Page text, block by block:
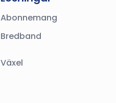
Abonnemang
Bredband
Växel